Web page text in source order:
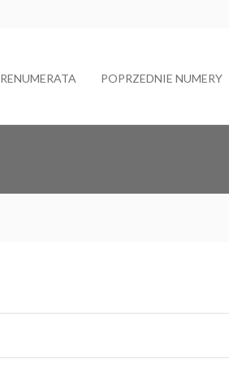
POPRZEDNIE NUMERY